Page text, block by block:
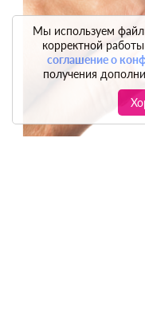
Мы используем
корректной
соглашение о
получения